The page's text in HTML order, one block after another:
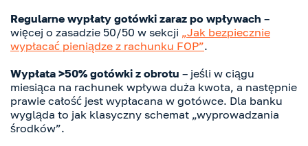
Regularne wypłaty gotówki zaraz po wpływach –
więcej o zasadzie 50/50 w sekcji „Jak bezpiecznie
wypłacać pieniądze z rachunku FOP”.
Wypłata >50% gotówki z obrotu – jeśli w ciągu
miesiąca na rachunek wpływa duża kwota, a następnie
prawie całość jest wypłacana w gotówce. Dla banku
wygląda to jak klasyczny schemat „wyprowadzania
środków”.